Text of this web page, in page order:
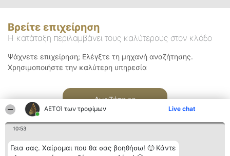
ΑΕΤΟΊ των τροφίμων Live chat
10:53
Γεια σας. Χαίρομαι που θα σας βοηθήσω! 🙂 Κάντε
Βρείτε επιχείρηση
Η κατάταξη περιλαμβάνει τους καλύτερους στον κλάδο
Ψάχνετε επιχείρηση; Ελέγξτε τη μηχανή αναζήτησης.
Χρησιμοποιήστε την καλύτερη υπηρεσία
Αναζήτηση